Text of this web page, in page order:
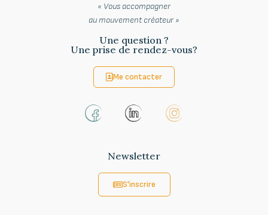
« Vous accompagner
aumouvement créateur »
Une question ?
Une prise de rendez-vous?
Me contacter
Newsletter
S'inscrire